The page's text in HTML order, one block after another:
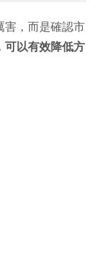
害，而是確認市
可以有效降低方